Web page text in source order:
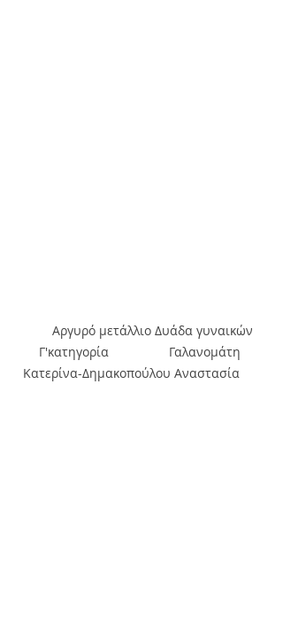
Γ'κατηγορία                 Γαλανομάτη
Κατερίνα-Δημακοπούλου Αναστασία